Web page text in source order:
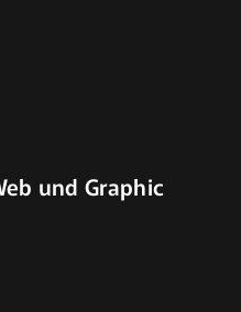
und Graphic